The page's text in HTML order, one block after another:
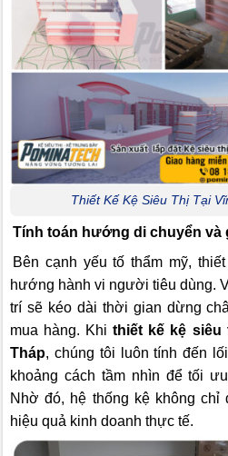
Thiết Kế Kệ Siêu Thị Tại
Tính toán hướng di chuyển và
Bên cạnh yếu tố thẩm mỹ,
hướng hành vi người tiêu dùng.
trí sẽ kéo dài thời gian dừng
mua hàng. Khithiết kế kệ
Tháp, chúng tôi luôn tính đến
khoảng cách tầm nhìn để tối
Nhờ đó, hệ thống kệ không chỉ
hiệu quả kinh doanh thực tế.